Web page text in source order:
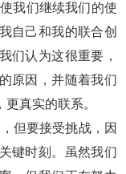
我们继续我们的使
自己和我的联合创
们认为这很重要，
原因，并随着我们
真实的联系。
但要接受挑战，因
键时刻。虽然我们